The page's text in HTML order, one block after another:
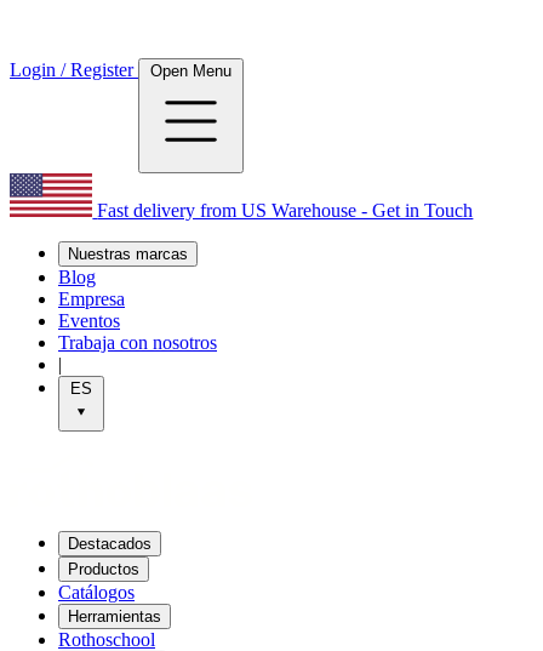
Login / Register Open Menu
Fast delivery from US Warehouse - Get in Touch
Nuestras marcas
Blog
Empresa
Eventos
Trabaja con nosotros
|
ES
Destacados
Productos
Catálogos
Herramientas
Rothoschool